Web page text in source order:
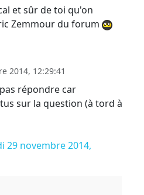
et sûr de toi qu'on
Zemmour du forum
2014, 12:29:41
répondre car
sur la question (à tord à
29 novembre 2014,